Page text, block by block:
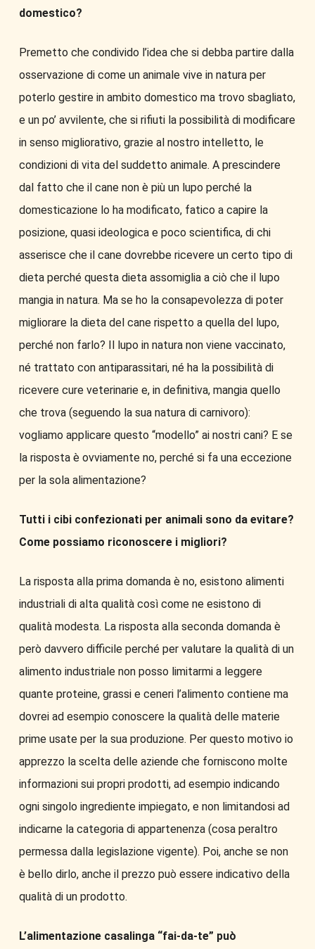
domestico?
Premetto che condivido l’idea che si debba partire dalla
osservazione di come un animale vive in natura per
poterlo gestire in ambito domestico ma trovo sbagliato,
e un po’ avvilente, che si rifiuti la possibilità di modificare
in senso migliorativo, grazie al nostro intelletto, le
condizioni di vita del suddetto animale. A prescindere
dal fatto che il cane non è più un lupo perché la
domesticazione lo ha modificato, fatico a capire la
posizione, quasi ideologica e poco scientifica, di chi
asserisce che il cane dovrebbe ricevere un certo tipo di
dieta perché questa dieta assomiglia a ciò che il lupo
mangia in natura. Ma se ho la consapevolezza di poter
migliorare la dieta del cane rispetto a quella del lupo,
perché non farlo? Il lupo in natura non viene vaccinato,
né trattato con antiparassitari, né ha la possibilità di
ricevere cure veterinarie e, in definitiva, mangia quello
che trova (seguendo la sua natura di carnivoro):
vogliamo applicare questo “modello” ai nostri cani? E se
la risposta è ovviamente no, perché si fa una eccezione
per la sola alimentazione?
Tutti i cibi confezionati per animali sono da evitare?
Come possiamo riconoscere i migliori?
La risposta alla prima domanda è no, esistono alimenti
industriali di alta qualità così come ne esistono di
qualità modesta. La risposta alla seconda domanda è
però davvero difficile perché per valutare la qualità di un
alimento industriale non posso limitarmi a leggere
quante proteine, grassi e ceneri l’alimento contiene ma
dovrei ad esempio conoscere la qualità delle materie
prime usate per la sua produzione. Per questo motivo io
apprezzo la scelta delle aziende che forniscono molte
informazioni sui propri prodotti, ad esempio indicando
ogni singolo ingrediente impiegato, e non limitandosi ad
indicarne la categoria di appartenenza (cosa peraltro
permessa dalla legislazione vigente). Poi, anche se non
è bello dirlo, anche il prezzo può essere indicativo della
qualità di un prodotto.
L’alimentazione casalinga “fai-da-te” può